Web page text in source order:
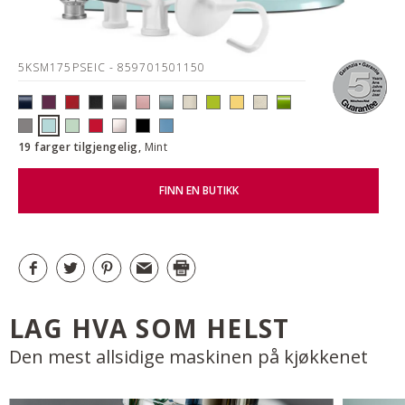
5KSM175PSEIC- 859701501150
19 farger tilgjengelig, Mint
FINN EN BUTIKK
LAG HVA SOM HELST
Den mest allsidige maskinen på kjøkkenet